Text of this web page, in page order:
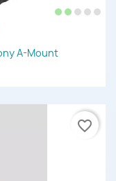
A-Mount
favorite_border